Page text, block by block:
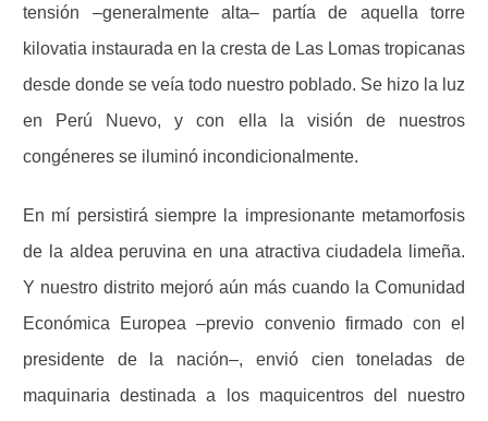
tensión –generalmente alta– partía de aquella torre
kilovatia instaurada en la cresta de Las Lomas tropicanas
desde donde se veía todo nuestro poblado. Se hizo la luz
en Perú Nuevo, y con ella la visión de nuestros
congéneres se iluminó incondicionalmente.
En mí persistirá siempre la impresionante metamorfosis
de la aldea peruvina en una atractiva ciudadela limeña.
Y nuestro distrito mejoró aún más cuando la Comunidad
Económica Europea –previo convenio firmado con el
presidente de la nación–, envió cien toneladas de
maquinaria destinada a los maquicentros del nuestro